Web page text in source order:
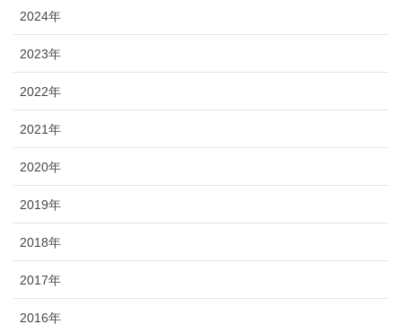
2024年
2023年
2022年
2021年
2020年
2019年
2018年
2017年
2016年